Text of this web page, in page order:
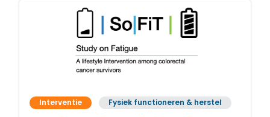
Interventie Fysiek functioneren & herstel